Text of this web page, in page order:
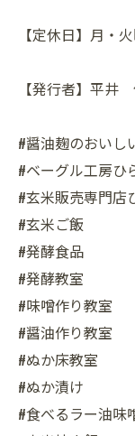
【定休日】月・
【発行者】平井
#醤油麹のおいし
#ベーグル工房ひ
#玄米販売専門店
#玄米ご飯
#発酵食品
#発酵教室
#味噌作り教室
#醤油作り教室
#ぬか床教室
#ぬか漬け
#食べるラー油味